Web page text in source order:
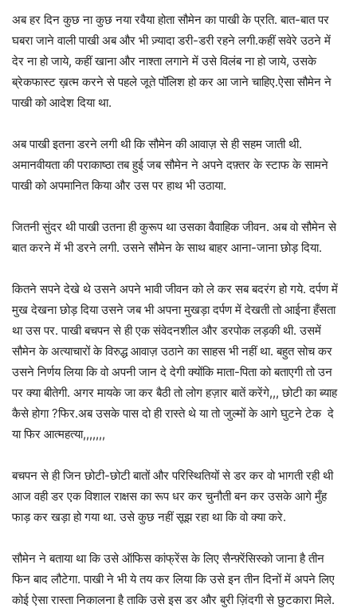
अब हर दिन कुछ ना कुछ नया रवैया होता सौमेन का पाखी के प्रति. बात-बात पर
घबरा जाने वाली पाखी अब और भी ज़्यादा डरी-डरी रहने लगी.कहीं सवेरे उठने में
देर ना हो जाये, कहीं खाना और नाश्ता लगाने में उसे विलंब ना हो जाये, उसके
ब्रेकफास्ट ख़त्म करने से पहले जूते पॉलिश हो कर आ जाने चाहिए.ऐसा सौमेन ने
पाखी को आदेश दिया था.
अब पाखी इतना डरने लगी थी कि सौमेन की आवाज़ से ही सहम जाती थी.
अमानवीयता की पराकाष्ठा तब हुई जब सौमेन ने अपने दफ़्तर के स्टाफ के सामने
पाखी को अपमानित किया और उस पर हाथ भी उठाया.
जितनी सुंदर थी पाखी उतना ही कुरूप था उसका वैवाहिक जीवन. अब वो सौमेन से
बात करने में भी डरने लगी. उसने सौमेन के साथ बाहर आना-जाना छोड़ दिया.
कितने सपने देखे थे उसने अपने भावी जीवन को ले कर सब बदरंग हो गये. दर्पण में
मुख देखना छोड़ दिया उसने जब भी अपना मुखड़ा दर्पण में देखती तो आईना हँसता
था उस पर. पाखी बचपन से ही एक संवेदनशील और डरपोक लड़की थी. उसमें
सौमेन के अत्याचारों के विरुद्ध आवाज़ उठाने का साहस भी नहीं था. बहुत सोच कर
उसने निर्णय लिया कि वो अपनी जान दे देगी क्योंकि माता-पिता को बताएगी तो उन
पर क्या बीतेगी. अगर मायके जा कर बैठी तो लोग हज़ार बातें करेंगे,,, छोटी का ब्याह
कैसे होगा ?फिर.अब उसके पास दो ही रास्ते थे या तो जुल्मों के आगे घुटने टेक दे
या फिर आत्महत्या,,,,,,,
बचपन से ही जिन छोटी-छोटी बातों और परिस्थितियों से डर कर वो भागती रही थी
आज वही डर एक विशाल राक्षस का रूप धर कर चुनौती बन कर उसके आगे मुँह
फाड़ कर खड़ा हो गया था. उसे कुछ नहीं सूझ रहा था कि वो क्या करे.
सौमेन ने बताया था कि उसे ऑफिस कांफ्रेंस के लिए सैन्फ़्रेंसिस्को जाना है तीन
फिन बाद लौटेगा. पाखी ने भी ये तय कर लिया कि उसे इन तीन दिनों में अपने लिए
कोई ऐसा रास्ता निकालना है ताकि उसे इस डर और बुरी ज़िंदगी से छुटकारा मिले.